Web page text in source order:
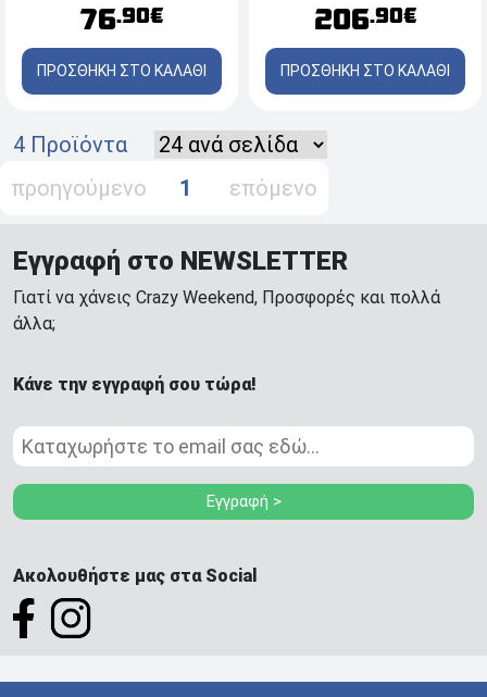
76.90€
ΠΡΟΣΘΗΚΗ ΣΤΟ ΚΑΛΑΘΙ
206.90€
ΠΡΟΣΘΗΚΗ ΣΤΟ ΚΑΛΑΘΙ
4 Προϊόντα
προηγούμενο
1 επόμενο
Εγγραφή στο NEWSLETTER
Γιατί να χάνεις Crazy Weekend, Προσφορές και πολλά
άλλα;
Κάνε την εγγραφή σου τώρα!
Εγγραφή >
Ακολουθήστε μας στα Social